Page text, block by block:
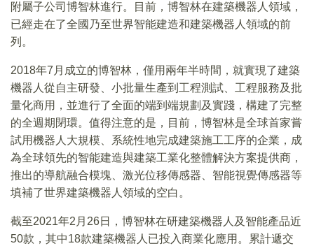
附屬子公司博智林進行。目前，博智林在建築機器人領域，
已經走在了全國乃至世界智能建造和建築機器人領域的前
列。
2018年7月成立的博智林，僅用兩年半時間，就實現了建築
機器人從自主研發、小批量生產到工程測試、工程服務及批
量化商用，並進行了全面的端到端規劃及實踐，構建了完整
的全週期閉環。值得注意的是，目前，博智林是全球首家嘗
試用機器人大規模、系統性地完成建築施工工序的企業，成
為全球領先的智能建造與建築工業化整體解決方案提供商，
推出的導航融合模塊、激光位移傳感器、智能視覺傳感器等
填補了世界建築機器人領域的空白。
截至2021年2月26日，博智林在研建築機器人及智能產品近
50款，其中18款建築機器人已投入商業化應用。累計遞交